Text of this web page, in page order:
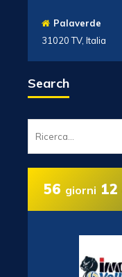
Palaverde
31020 TV, Italia
Search
56 giorni 12